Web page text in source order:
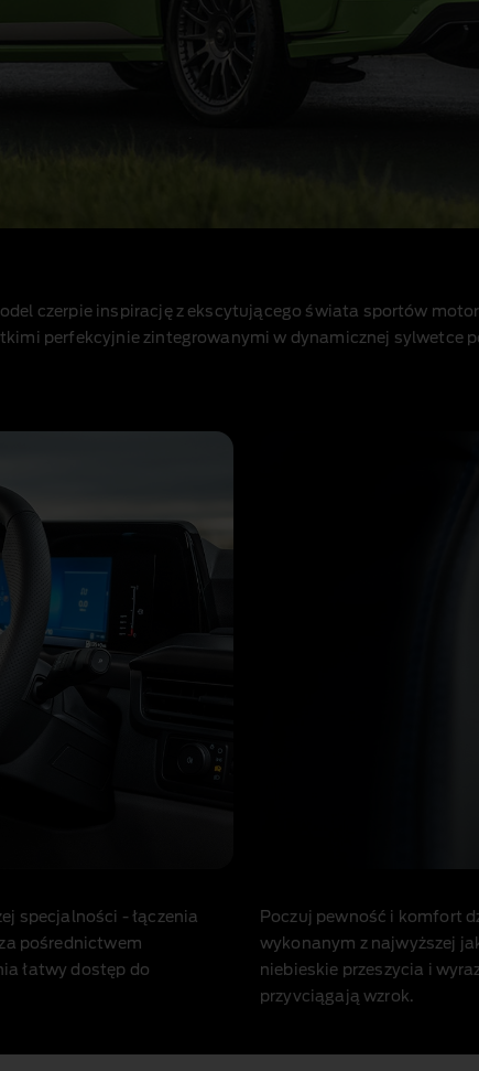
czerpie inspirację z ekscytującego świata sportów
perfekcyjnie zintegrowanymi w dynamicznej sylwetce
specjalności ‑ łączenia
pośrednictwem
łatwy dostęp do
Poczuj pewność i komfort
wykonanym z najwyższej
niebieskie przeszycia i
przyvciągają wzrok.